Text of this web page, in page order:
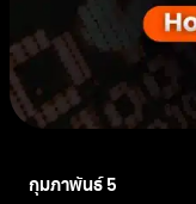
กุมภาพันธ์ 5